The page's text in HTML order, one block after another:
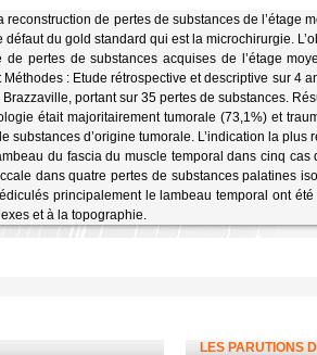
de pertes de substances de l’étage
du gold standard qui est la microchirurgie.
pertes de substances acquises de l’étage
: Etude rétrospective et descriptive sur 4
portant sur 35 pertes de substances.
était majoritairement tumorale (73,1%) et
substances d’origine tumorale. L’indication la plus
du fascia du muscle temporal dans cinq cas
dans quatre pertes de substances palatines
principalement le lambeau temporal ont
et à la topographie.
LES PARUTIONS